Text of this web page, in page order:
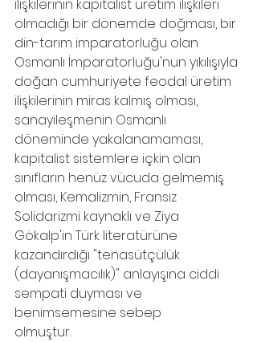
ilişkilerinin kapitalist üretim ilişkileri
olmadığı bir dönemde doğması, bir
din-tarım imparatorluğu olan
Osmanlı İmparatorluğu'nun yıkılışıyla
doğan cumhuriyete feodal üretim
ilişkilerinin miras kalmış olması,
sanayileşmenin Osmanlı
döneminde yakalanamaması,
kapitalist sistemlere içkin olan
sınıfların henüz vücuda gelmemiş
olması, Kemalizmin, Fransız
Solidarizmi kaynaklı ve Ziya
Gökalp'in Türk literatürüne
kazandırdığı "tenasütçülük
(dayanışmacılık)" anlayışına ciddi
sempati duyması ve
benimsemesine sebep
olmuştur.